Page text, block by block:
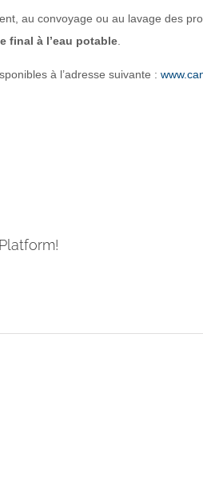
au convoyage ou au lavage des
final à l’eau potable
à l’adresse suivante :